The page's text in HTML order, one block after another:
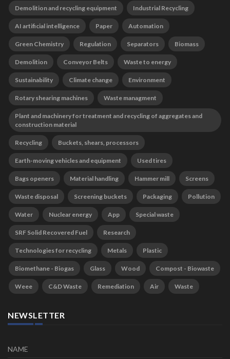
Demolition and recycling equipment Industrial Recycling
AI artificial intelligence Paper Automation
Green Chemistry Regulation Separators Biomass
Demolition Conveyor Belts Waste to energy
Sustainability Climate change Environment
Rotary shearing machines Waste managment
Plant and machinery for treatment and recycling of aggregates and
construction material
Recycling Buckets, shears, processors
Earth-moving vehicles and equipment Used tires
Bags openers Material handling Hammer mill Screens
Waste disposal Screening buckets Packaging Pollution
Water Nuclear energy App Special waste
SRF Solid Recovered Fuel Research
Technologies for recycling Metals Plastic
Biomethane - Biogas Glass Wood Compost - Biowaste
Weee C&D Waste Remediation Air Waste
NEWSLETTER